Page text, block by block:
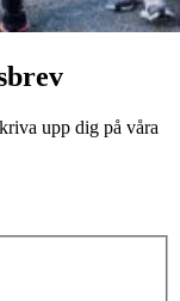
upp dig på våra